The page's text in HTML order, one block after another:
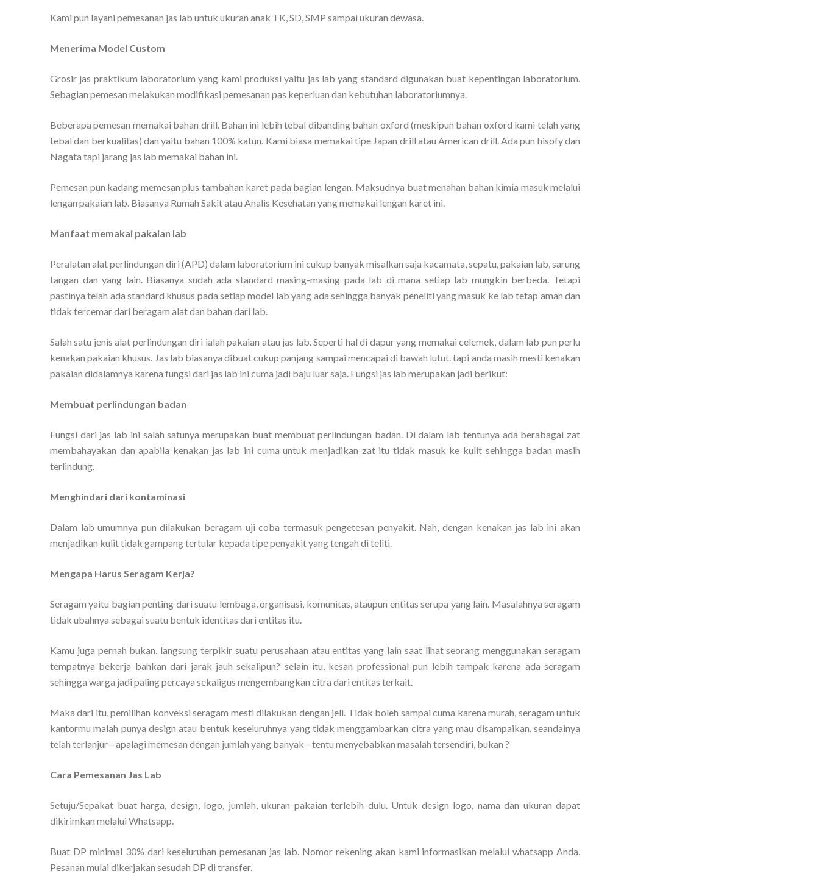
Kami pun layani pemesanan jas lab untuk ukuran anak TK, SD, SMP sampai ukuran dewasa.
Menerima Model Custom
Grosir jas praktikum laboratorium yang kami produksi yaitu jas lab yang standard digunakan buat kepentingan laboratorium.
Sebagian pemesan melakukan modifikasi pemesanan pas keperluan dan kebutuhan laboratoriumnya.
Beberapa pemesan memakai bahan drill. Bahan ini lebih tebal dibanding bahan oxford (meskipun bahan oxford kami telah yang
tebal dan berkualitas) dan yaitu bahan 100% katun. Kami biasa memakai tipe Japan drill atau American drill. Ada pun hisofy dan
Nagata tapi jarang jas lab memakai bahan ini.
Pemesan pun kadang memesan plus tambahan karet pada bagian lengan. Maksudnya buat menahan bahan kimia masuk melalui
lengan pakaian lab. Biasanya Rumah Sakit atau Analis Kesehatan yang memakai lengan karet ini.
Manfaat memakai pakaian lab
Peralatan alat perlindungan diri (APD) dalam laboratorium ini cukup banyak misalkan saja kacamata, sepatu, pakaian lab, sarung
tangan dan yang lain. Biasanya sudah ada standard masing-masing pada lab di mana setiap lab mungkin berbeda. Tetapi
pastinya telah ada standard khusus pada setiap model lab yang ada sehingga banyak peneliti yang masuk ke lab tetap aman dan
tidak tercemar dari beragam alat dan bahan dari lab.
Salah satu jenis alat perlindungan diri ialah pakaian atau jas lab. Seperti hal di dapur yang memakai celemek, dalam lab pun perlu
kenakan pakaian khusus. Jas lab biasanya dibuat cukup panjang sampai mencapai di bawah lutut. tapi anda masih mesti kenakan
pakaian didalamnya karena fungsi dari jas lab ini cuma jadi baju luar saja. Fungsi jas lab merupakan jadi berikut:
Membuat perlindungan badan
Fungsi dari jas lab ini salah satunya merupakan buat membuat perlindungan badan. Di dalam lab tentunya ada berabagai zat
membahayakan dan apabila kenakan jas lab ini cuma untuk menjadikan zat itu tidak masuk ke kulit sehingga badan masih
terlindung.
Menghindari dari kontaminasi
Dalam lab umumnya pun dilakukan beragam uji coba termasuk pengetesan penyakit. Nah, dengan kenakan jas lab ini akan
menjadikan kulit tidak gampang tertular kepada tipe penyakit yang tengah di teliti.
Mengapa Harus Seragam Kerja?
Seragam yaitu bagian penting dari suatu lembaga, organisasi, komunitas, ataupun entitas serupa yang lain. Masalahnya seragam
tidak ubahnya sebagai suatu bentuk identitas dari entitas itu.
Kamu juga pernah bukan, langsung terpikir suatu perusahaan atau entitas yang lain saat lihat seorang menggunakan seragam
tempatnya bekerja bahkan dari jarak jauh sekalipun? selain itu, kesan professional pun lebih tampak karena ada seragam
sehingga warga jadi paling percaya sekaligus mengembangkan citra dari entitas terkait.
Maka dari itu, pemilihan konveksi seragam mesti dilakukan dengan jeli. Tidak boleh sampai cuma karena murah, seragam untuk
kantormu malah punya design atau bentuk keseluruhnya yang tidak menggambarkan citra yang mau disampaikan. seandainya
telah terlanjur—apalagi memesan dengan jumlah yang banyak—tentu menyebabkan masalah tersendiri, bukan ?
Cara Pemesanan Jas Lab
Setuju/Sepakat buat harga, design, logo, jumlah, ukuran pakaian terlebih dulu. Untuk design logo, nama dan ukuran dapat
dikirimkan melalui Whatsapp.
Buat DP minimal 30% dari keseluruhan pemesanan jas lab. Nomor rekening akan kami informasikan melalui whatsapp Anda.
Pesanan mulai dikerjakan sesudah DP di transfer.